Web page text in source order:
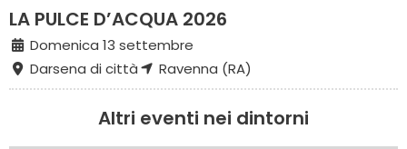
LA PULCE D’ACQUA 2026
Domenica 13 settembre
Darsena di città
Ravenna (RA)
Altri eventi nei dintorni